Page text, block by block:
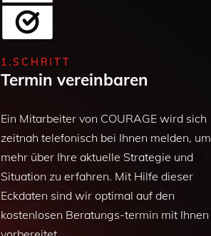
1.SCHRITT
Termin vereinbaren
Ein Mitarbeiter von COURAGE wird sich
zeitnah telefonisch bei Ihnen melden, um
mehr über Ihre aktuelle Strategie und
Situation zu erfahren. Mit Hilfe dieser
Eckdaten sind wir optimal auf den
kostenlosen Beratungs-termin mit Ihnen